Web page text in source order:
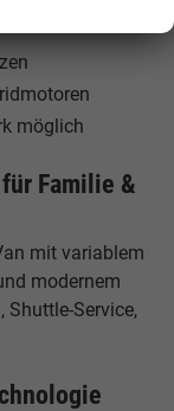
möglich
Familie &
mit variablem
modernem
Shuttle-Service,